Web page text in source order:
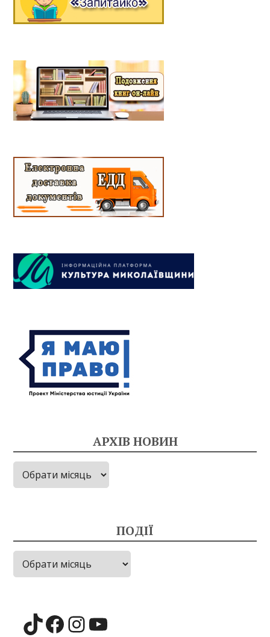
АРХІВ НОВИН
Архів
новин
ПОДІЇ
Події
TikTok
Facebook
Instagram
YouTube